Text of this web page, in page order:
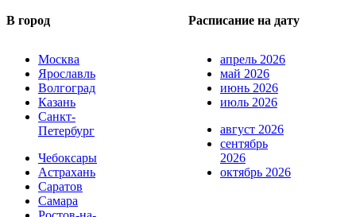
В город Расписание на дату
Москва
Ярославль
Волгоград
Казань
Санкт-
Петербург
Чебоксары
Астрахань
Саратов
Самара
апрель 2026
май 2026
июнь 2026
июль 2026
август 2026
сентябрь
2026
октябрь 2026